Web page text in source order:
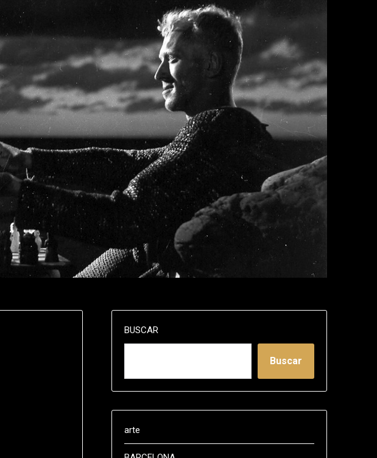
BUSCAR
Buscar
arte